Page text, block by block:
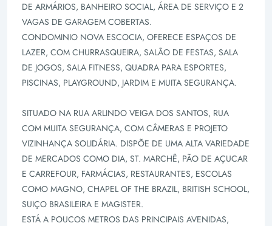
DE ARMÁRIOS, BANHEIRO SOCIAL, ÁREA DE SERVIÇO E 2
VAGAS DE GARAGEM COBERTAS.
CONDOMINIO NOVA ESCOCIA, OFERECE ESPAÇOS DE
LAZER, COM CHURRASQUEIRA, SALÃO DE FESTAS, SALA
DE JOGOS, SALA FITNESS, QUADRA PARA ESPORTES,
PISCINAS, PLAYGROUND, JARDIM E MUITA SEGURANÇA.
SITUADO NA RUA ARLINDO VEIGA DOS SANTOS, RUA
COM MUITA SEGURANÇA, COM CÂMERAS E PROJETO
VIZINHANÇA SOLIDÁRIA. DISPÕE DE UMA ALTA VARIEDADE
DE MERCADOS COMO DIA, ST. MARCHÊ, PÃO DE AÇUCAR
E CARREFOUR, FARMÁCIAS, RESTAURANTES, ESCOLAS
COMO MAGNO, CHAPEL OF THE BRAZIL, BRITISH SCHOOL,
SUIÇO BRASILEIRA E MAGISTER.
ESTÁ A POUCOS METROS DAS PRINCIPAIS AVENIDAS,